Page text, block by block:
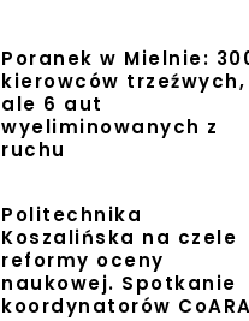
Poranek w Mielnie:
kierowców trzeźwych,
ale 6 aut
wyeliminowanych z
ruchu
Politechnika
Koszalińska na czele
reformy oceny
naukowej. Spotkanie
koordynatorów CoARA